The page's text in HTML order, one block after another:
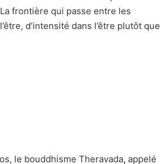
frontière qui passe entre les
d’intensité dans l’être plutôt que
le bouddhisme Theravada,appelé